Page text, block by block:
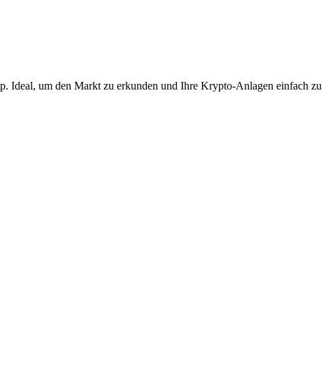
um den Markt zu erkunden und Ihre Krypto-Anlagen einfach zu